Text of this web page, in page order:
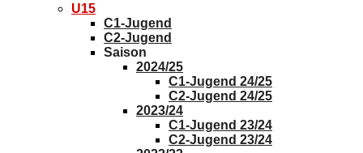
U15
C1-Jugend
C2-Jugend
Saison
2024/25
C1-Jugend 24/25
C2-Jugend 24/25
2023/24
C1-Jugend 23/24
C2-Jugend 23/24